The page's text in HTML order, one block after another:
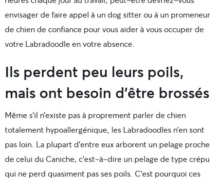
envisager de faire appel à un dog sitter ou à un promeneur
de chien de confiance pour vous aider à vous occuper de
votre Labradoodle en votre absence.
Ils perdent peu leurs poils,
mais ont besoin d’être brossés
Même s’il n’existe pas à proprement parler de chien
totalement hypoallergénique, les Labradoodles n’en sont
pas loin. La plupart d’entre eux arborent un pelage proche
de celui du Caniche, c’est-à-dire un pelage de type crépu
qui ne perd quasiment pas ses poils. C’est pourquoi ces